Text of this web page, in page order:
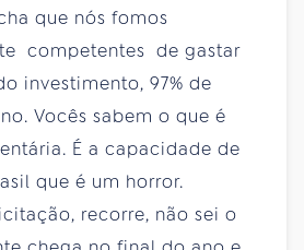
que nós fomos
competentes de gastar
investimento, 97% de
Vocês sabem o que é
É a capacidade de
que é um horror.
recorre, não sei o